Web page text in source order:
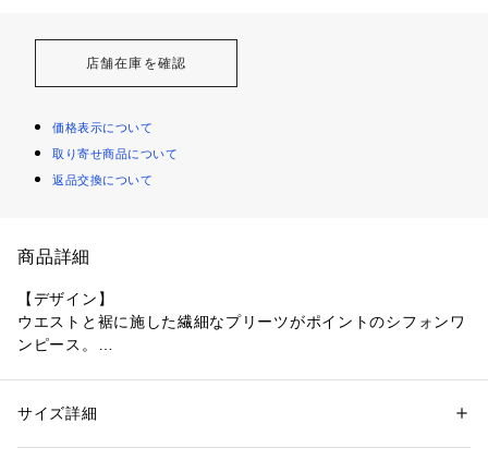
店舗在庫を確認
価格表示について
取り寄せ商品について
返品交換について
商品詳細
【デザイン】
ウエストと裾に施した繊細なプリーツがポイントのシフォンワ
ンピース。
ウエストリボン付き。
性別：レディース
素材：表地: ポリエステル100％ 裏地: ポリエステル100％
サイズ詳細